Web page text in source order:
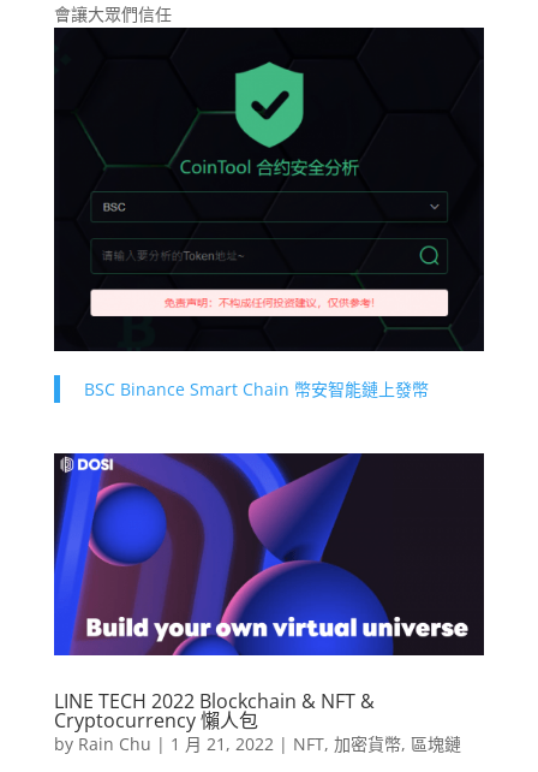
會讓大眾們信任
BSC Binance Smart Chain 幣安智能鏈上發幣
LINE TECH 2022 Blockchain & NFT &
Cryptocurrency 懶人包
by Rain Chu | 1 月 21, 2022| NFT, 加密貨幣, 區塊鏈